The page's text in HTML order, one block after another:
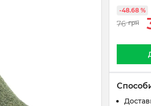
76 грн
-48.68 %